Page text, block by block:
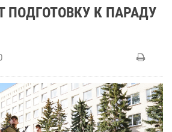
К ПАРАДУ